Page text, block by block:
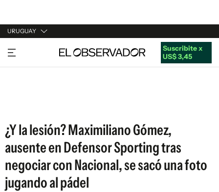
URUGUAY
URUGUAY
ARGENTINA
Suscribite x
US$ 3,45
¿Y la lesión? Maximiliano Gómez,
ausente en Defensor Sporting tras
negociar con Nacional, se sacó una foto
jugando al pádel